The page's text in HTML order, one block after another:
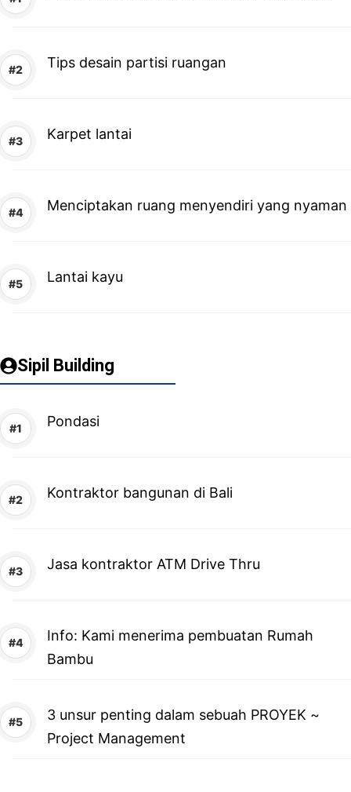
Tips desain partisi ruangan
Karpet lantai
Menciptakan ruang menyendiri yang nyaman
Lantai kayu
Sipil Building
Pondasi
Kontraktor bangunan di Bali
Jasa kontraktor ATM Drive Thru
Info: Kami menerima pembuatan Rumah
Bambu
3 unsur penting dalam sebuah PROYEK ~
Project Management